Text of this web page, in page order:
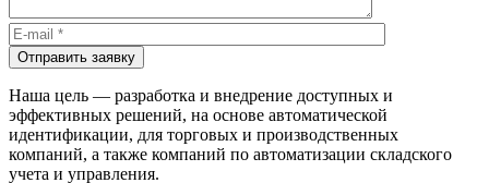
Отправить заявку
Наша цель — разработка и внедрение доступных и
эффективных решений, на основе автоматической
идентификации, для торговых и производственных
компаний, а также компаний по автоматизации складского
учета и управления.